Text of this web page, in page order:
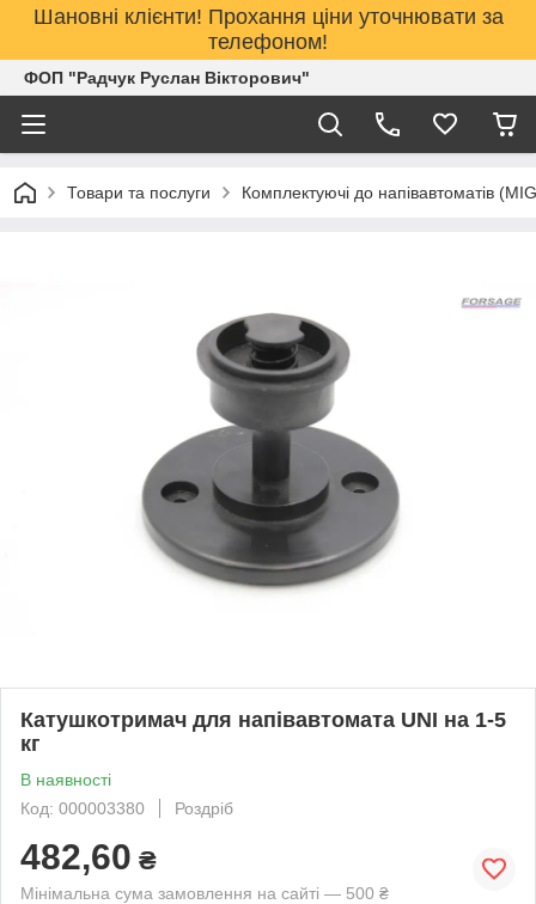
Шановні клієнти! Прохання ціни уточнювати за
телефоном!
ФОП "Радчук Руслан Вікторович"
Товари та послуги Комплектуючі до напівавтоматів
Катушкотримач для напівавтомата UNI на 1-5
кг
В наявності
Код: 000003380
Роздріб
482,60 ₴
Мінімальна сума замовлення на сайті — 500 ₴